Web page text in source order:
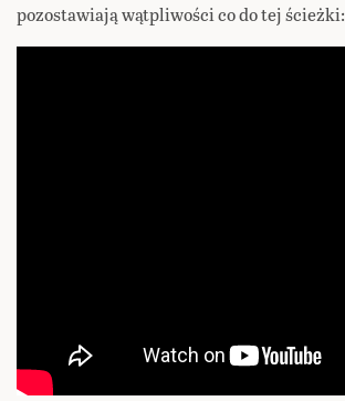
pozostawiają wątpliwości co do tej ścieżki: